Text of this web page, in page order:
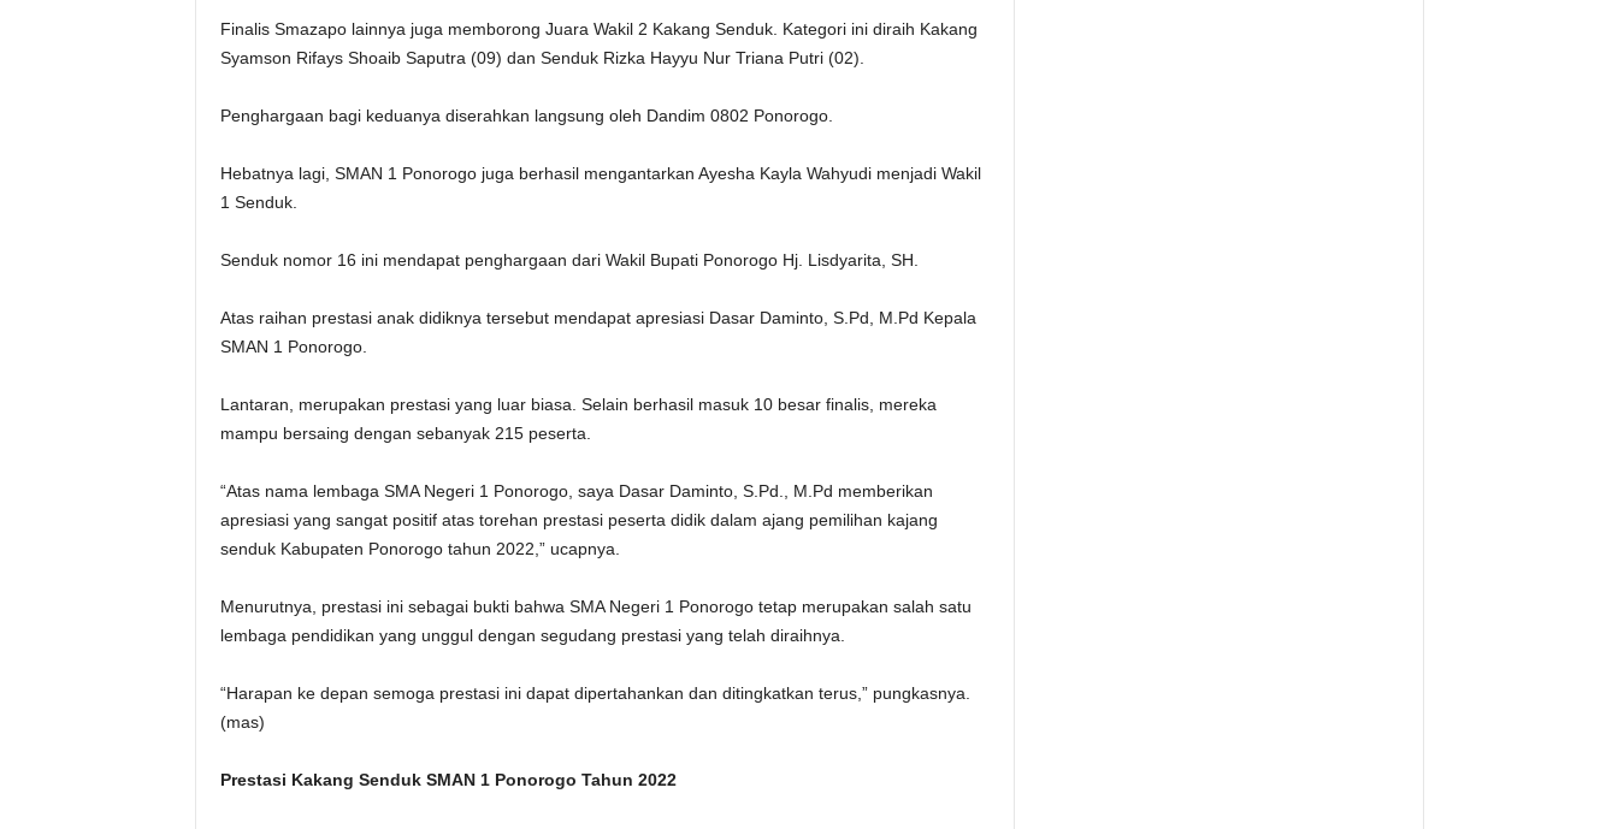
Finalis Smazapo lainnya juga memborong Juara Wakil 2 Kakang Senduk. Kategori ini diraih Kakang
Syamson Rifays Shoaib Saputra (09) dan Senduk Rizka Hayyu Nur Triana Putri (02).
Penghargaan bagi keduanya diserahkan langsung oleh Dandim 0802 Ponorogo.
Hebatnya lagi, SMAN 1 Ponorogo juga berhasil mengantarkan Ayesha Kayla Wahyudi menjadi Wakil
1 Senduk.
Senduk nomor 16 ini mendapat penghargaan dari Wakil Bupati Ponorogo Hj. Lisdyarita, SH.
Atas raihan prestasi anak didiknya tersebut mendapat apresiasi Dasar Daminto, S.Pd, M.Pd Kepala
SMAN 1 Ponorogo.
Lantaran, merupakan prestasi yang luar biasa. Selain berhasil masuk 10 besar finalis, mereka
mampu bersaing dengan sebanyak 215 peserta.
“Atas nama lembaga SMA Negeri 1 Ponorogo, saya Dasar Daminto, S.Pd., M.Pd memberikan
apresiasi yang sangat positif atas torehan prestasi peserta didik dalam ajang pemilihan kajang
senduk Kabupaten Ponorogo tahun 2022,” ucapnya.
Menurutnya, prestasi ini sebagai bukti bahwa SMA Negeri 1 Ponorogo tetap merupakan salah satu
lembaga pendidikan yang unggul dengan segudang prestasi yang telah diraihnya.
“Harapan ke depan semoga prestasi ini dapat dipertahankan dan ditingkatkan terus,” pungkasnya.
(mas)
Prestasi Kakang Senduk SMAN 1 Ponorogo Tahun 2022